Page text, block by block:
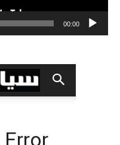
00:00